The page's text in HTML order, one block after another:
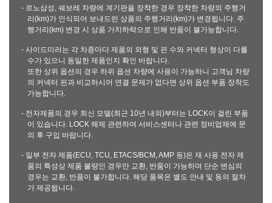
- 르노삼성, 쉐보레 차량에 계기판을 장착한 경우 장착한 차량의 주행거
리(km)가 인식되어 보내드린 상품의 주행거리(km)가 변경됩니다. 주
행거리(km) 변경 시 상품 가치하락으로 인해 반품이 불가능합니다.
- 사이드미러는 각 차종마다 제품의 외형 및 핀 수와 커넥터 형상이 다를
수가 있으니 동일한 제품인지 확인 바랍니다.
또한 상위 옵션의 경우 하위 옵션 차량에 사용이 가능하니 고객님 차량
의 커넥터 핀과 비교하시어 연결 문제가 없다면 상위 옵션 부품 장착도
가능합니다.
- 전자제품의 경우 최신 모델(최근 10년 내외)부터는 LOCK이 걸린 부품
이 있습니다. LOCK 해제 관련하여 서비스센터나 관련 정비업체에 문
의 후 구입 바랍니다.
- 일부 전자 제품(ECU, TCU, ETACS/BCM, AMP 등)은 재 사용 전자 제
품의 특성상 제품 불량인 경우만 교환, 반품이 가능하며 단순 변심의
경우는 교환, 반품이 불가합니다. 해당 품목은 별도 안내 및 동의 절차
가 제공됩니다.